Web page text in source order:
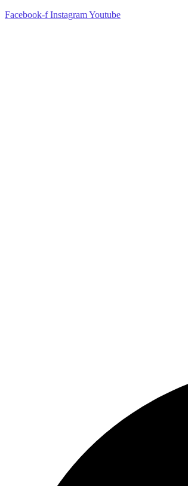
Facebook-f InstagramYoutube